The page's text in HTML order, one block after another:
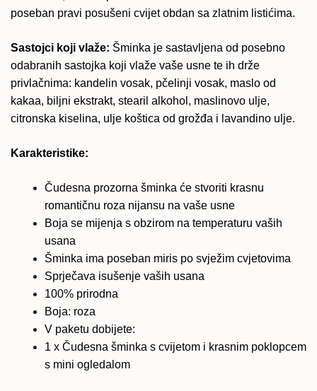
poseban pravi posušeni cvijet obdan sa zlatnim listićima.
Sastojci koji vlaže: Šminka je sastavljena od posebno
odabranih sastojka koji vlaže vaše usne te ih drže
privlačnima: kandelin vosak, pčelinji vosak, maslo od
kakaa, biljni ekstrakt, stearil alkohol, maslinovo ulje,
citronska kiselina, ulje koštica od grožđa i lavandino ulje.
Karakteristike:
Čudesna prozorna šminka će stvoriti krasnu
romantičnu roza nijansu na vaše usne
Boja se mijenja s obzirom na temperaturu vaših
usana
Šminka ima poseban miris po svježim cvjetovima
Sprječava isušenje vaših usana
100% prirodna
Boja: roza
V paketu dobijete:
1 x Čudesna šminka s cvijetom i krasnim poklopcem
s mini ogledalom